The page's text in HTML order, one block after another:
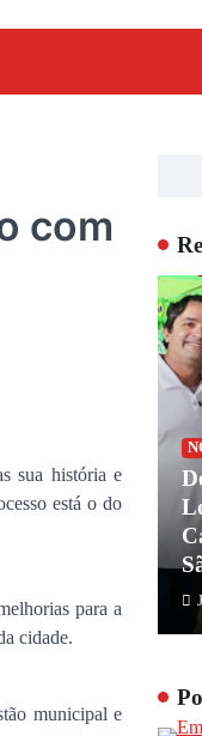
com
sua história e
está o do
para a
cidade.
municipal e
de
coagindo
do